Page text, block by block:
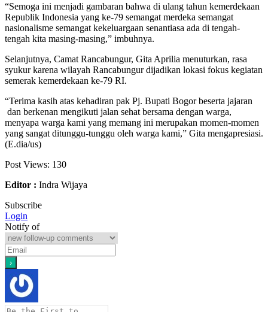
“Semoga ini menjadi gambaran bahwa di ulang tahun kemerdekaan
Republik Indonesia yang ke-79 semangat merdeka semangat
nasionalisme semangat kekeluargaan senantiasa ada di tengah-
tengah kita masing-masing,” imbuhnya.
Selanjutnya, Camat Rancabungur, Gita Aprilia menuturkan, rasa
syukur karena wilayah Rancabungur dijadikan lokasi fokus kegiatan
semerak kemerdekaan ke-79 RI.
“Terima kasih atas kehadiran pak Pj. Bupati Bogor beserta jajaran
dan berkenan mengikuti jalan sehat bersama dengan warga,
menyapa warga kami yang memang ini merupakan momen-momen
yang sangat ditunggu-tunggu oleh warga kami,” Gita mengapresiasi.
(E.dia/us)
Post Views: 130
Editor : Indra Wijaya
Subscribe
Login
Notify of